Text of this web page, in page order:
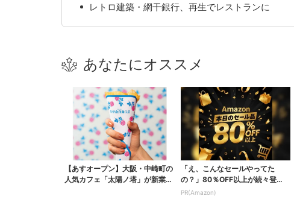
レトロ建築・網干銀行、再生でレストランに
あなたにオススメ
【あすオープン】大阪・中崎町の
人気カフェ「太陽ノ塔」が新業
「え、こんなセールやってた
の？」80％OFF以上が続々登
場！Amazonの本気が...
PR(Amazon)